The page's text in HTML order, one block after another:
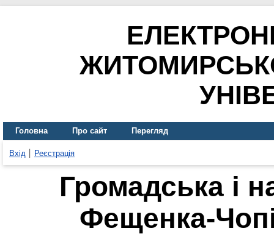
Головна Про сайт Перегляд
Вхід Реєстрація
Громадська і
Фещенка-